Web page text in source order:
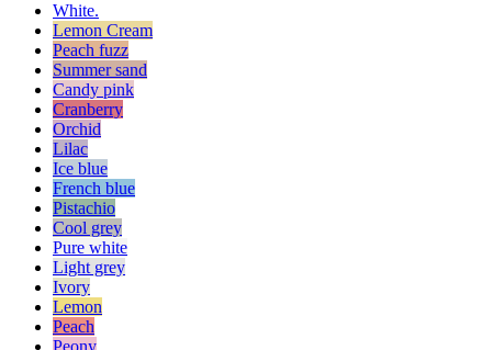
White.
Lemon Cream
Peach fuzz
Summer sand
Candy pink
Cranberry
Orchid
Lilac
Ice blue
French blue
Pistachio
Cool grey
Pure white
Light grey
Ivory
Lemon
Peach